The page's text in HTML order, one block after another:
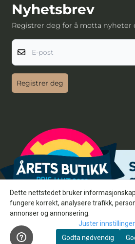
Nyhetsbrev
Registrer deg for å motta nyheter
E-post
Registrer deg
Dette nettstedet bruker
fungere korrekt, analysere trafikk,
annonser og annonsering.
Juster
Godta nødvendig